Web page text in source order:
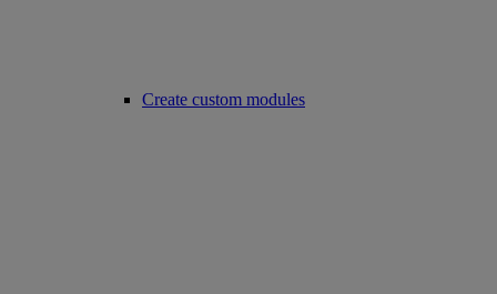
Create custom modules